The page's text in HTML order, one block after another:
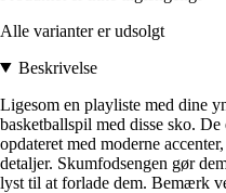
Alle varianter er udsolgt
Beskrivelse
Ligesom en playliste med dine
basketballspil med disse sko.
opdateret med moderne
detaljer. Skumfodsengen gør
lyst til at forlade dem. Bemærk